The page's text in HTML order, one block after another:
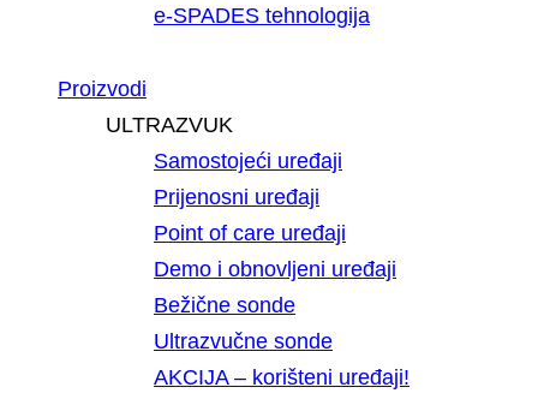
e-SPADES tehnologija
Proizvodi
ULTRAZVUK
Samostojeći uređaji
Prijenosni uređaji
Point of care uređaji
Demo i obnovljeni uređaji
Bežične sonde
Ultrazvučne sonde
AKCIJA – korišteni uređaji!